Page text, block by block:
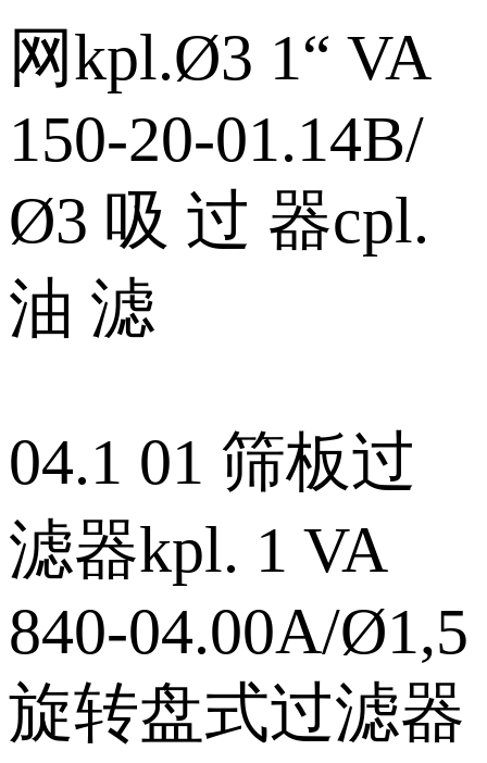
网kpl.Ø3 1“ VA
150‑20‑01.14B/
Ø3 吸 过 器cpl.
油 滤
04.1 01 筛板过
滤器kpl. 1 VA
840‑04.00A/Ø1,5
旋转盘式过滤器